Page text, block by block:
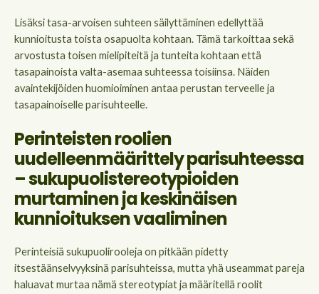
Lisäksi tasa-arvoisen suhteen säilyttäminen edellyttää
kunnioitusta toista osapuolta kohtaan. Tämä tarkoittaa sekä
arvostusta toisen mielipiteitä ja tunteita kohtaan että
tasapainoista valta-asemaa suhteessa toisiinsa. Näiden
avaintekijöiden huomioiminen antaa perustan terveelle ja
tasapainoiselle parisuhteelle.
Perinteisten roolien
uudelleenmäärittely parisuhteessa
– sukupuolistereotypioiden
murtaminen ja keskinäisen
kunnioituksen vaaliminen
Perinteisiä sukupuolirooleja on pitkään pidetty
itsestäänselvyyksinä parisuhteissa, mutta yhä useammat pareja
haluavat murtaa nämä stereotypiat ja määritellä roolit